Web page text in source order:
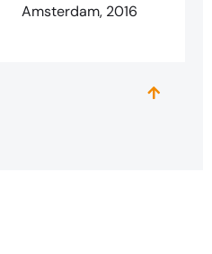
Amsterdam, 2016